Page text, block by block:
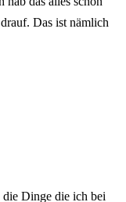
Das ist nämlich
die Dinge die ich bei